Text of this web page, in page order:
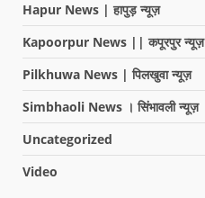
Hapur News | हापुड़ न्यूज़
Kapoorpur News || कपूरपुर न्यूज़
Pilkhuwa News | पिलखुवा न्यूज़
Simbhaoli News । सिंभावली न्यूज़
Uncategorized
Video